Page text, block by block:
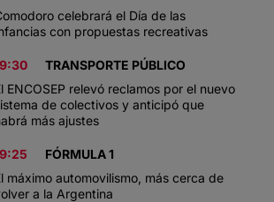
celebrará el Día de las
con propuestas recreativas
TRANSPORTE PÚBLICO
ENCOSEP relevó reclamos por el nuevo
de colectivos y anticipó que
más ajustes
FÓRMULA 1
máximo automovilismo, más cerca de
a la Argentina